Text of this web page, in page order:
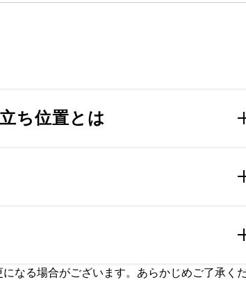
ち位置とは
なる場合がございます。あらかじめご了承く